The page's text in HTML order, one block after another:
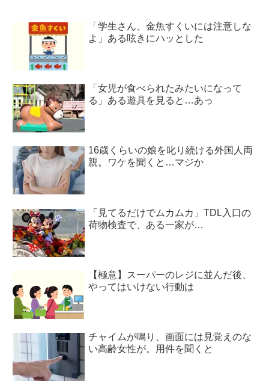
「学生さん、金魚すくいには注意しな
よ」ある呟きにハッとした
「女児が食べられたみたいになって
る」ある遊具を見ると…あっ
16歳くらいの娘を叱り続ける外国人両
親。ワケを聞くと…マジか
「見てるだけでムカムカ」TDL入口の
荷物検査で、ある一家が…
【極意】スーパーのレジに並んだ後、
やってはいけない行動は
チャイムが鳴り、画面には見覚えのな
い高齢女性が。用件を聞くと